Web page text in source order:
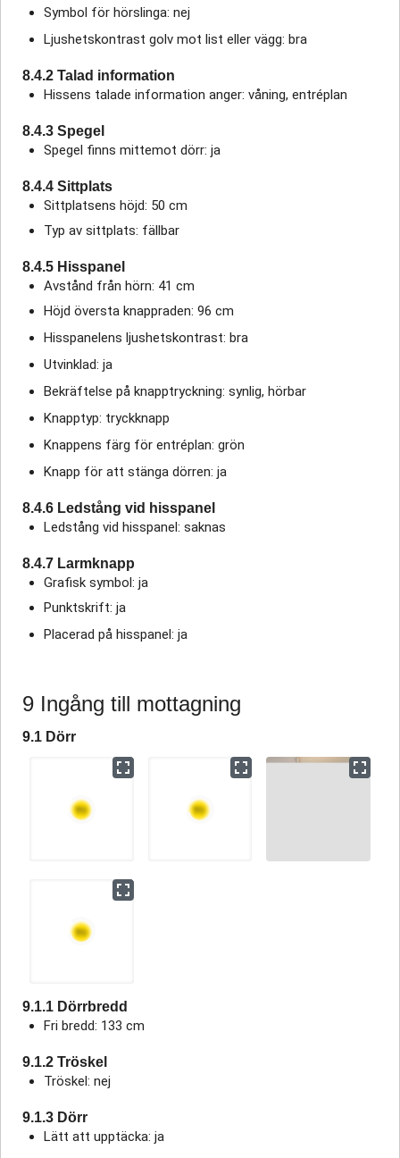
Symbol för hörslinga: nej
Ljushetskontrast golv mot list eller vägg: bra
8.4.2 Talad information
Hissens talade information anger: våning, entréplan
8.4.3 Spegel
Spegel finns mittemot dörr: ja
8.4.4 Sittplats
Sittplatsens höjd: 50 cm
Typ av sittplats: fällbar
8.4.5 Hisspanel
Avstånd från hörn: 41 cm
Höjd översta knappraden: 96 cm
Hisspanelens ljushetskontrast: bra
Utvinklad: ja
Bekräftelse på knapptryckning: synlig, hörbar
Knapptyp: tryckknapp
Knappens färg för entréplan: grön
Knapp för att stänga dörren: ja
8.4.6 Ledstång vid hisspanel
Ledstång vid hisspanel: saknas
8.4.7 Larmknapp
Grafisk symbol: ja
Punktskrift: ja
Placerad på hisspanel: ja
9 Ingång till mottagning
9.1 Dörr
9.1.1 Dörrbredd
Fri bredd: 133 cm
9.1.2 Tröskel
Tröskel: nej
9.1.3 Dörr
Lätt att upptäcka: ja